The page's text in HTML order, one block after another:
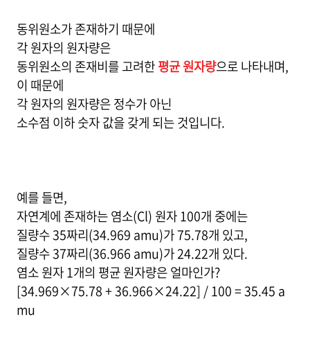
동위원소가 존재하기 때문에
각 원자의 원자량은
동위원소의 존재비를 고려한평균 원자량으로 나타내며,
이 때문에
각 원자의 원자량은 정수가 아닌
소수점 이하 숫자 값을 갖게 되는 것입니다.
예를 들면,
자연계에 존재하는 염소(Cl) 원자 100개 중에는
질량수 35짜리(34.969 amu)가 75.78개 있고,
질량수 37짜리(36.966 amu)가 24.22개 있다.
염소 원자 1개의 평균 원자량은 얼마인가?
[34.969×75.78 + 36.966×24.22] / 100 = 35.45 a
mu